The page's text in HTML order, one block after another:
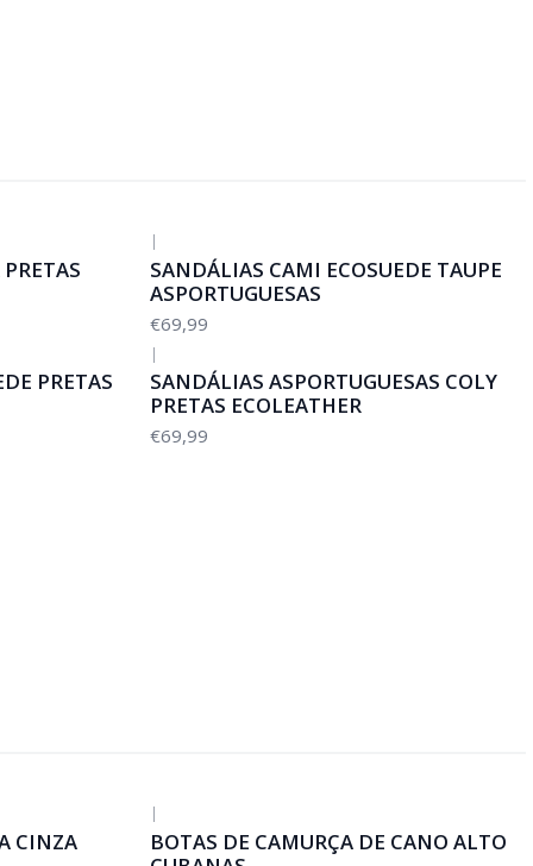
|
SANDÁLIAS CAMI ECOSUEDE TAUPE
ASPORTUGUESAS
€69,99
PRETAS
|
SANDÁLIAS ASPORTUGUESAS COLY
PRETAS ECOLEATHER
€69,99
CINZA
|
BOTAS DE CAMURÇA DE CANO ALTO